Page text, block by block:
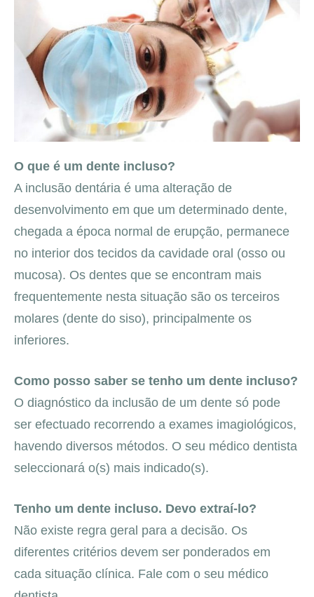
O que é um dente incluso?
A inclusão dentária é uma alteração de
desenvolvimento em que um determinado dente,
chegada a época normal de erupção, permanece
no interior dos tecidos da cavidade oral (osso ou
mucosa). Os dentes que se encontram mais
frequentemente nesta situação são os terceiros
molares (dente do siso), principalmente os
inferiores.
Como posso saber se tenho um dente incluso?
O diagnóstico da inclusão de um dente só pode
ser efectuado recorrendo a exames imagiológicos,
havendo diversos métodos. O seu médico dentista
seleccionará o(s) mais indicado(s).
Tenho um dente incluso. Devo extraí-lo?
Não existe regra geral para a decisão. Os
diferentes critérios devem ser ponderados em
cada situação clínica. Fale com o seu médico